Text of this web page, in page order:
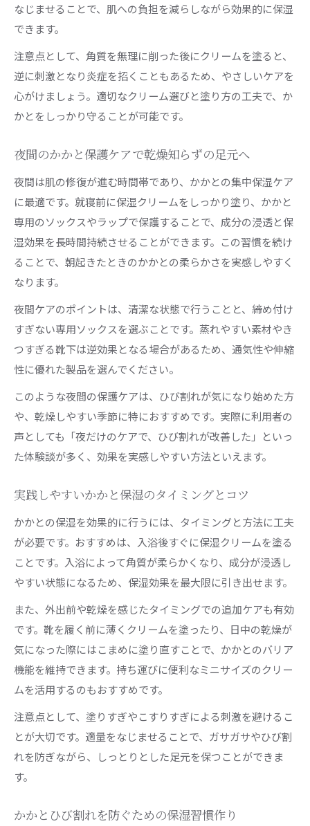
なじませることで、肌への負担を減らしながら効果的に保湿
できます。
注意点として、角質を無理に削った後にクリームを塗ると、
逆に刺激となり炎症を招くこともあるため、やさしいケアを
心がけましょう。適切なクリーム選びと塗り方の工夫で、か
かとをしっかり守ることが可能です。
夜間のかかと保護ケアで乾燥知らずの足元へ
夜間は肌の修復が進む時間帯であり、かかとの集中保湿ケア
に最適です。就寝前に保湿クリームをしっかり塗り、かかと
専用のソックスやラップで保護することで、成分の浸透と保
湿効果を長時間持続させることができます。この習慣を続け
ることで、朝起きたときのかかとの柔らかさを実感しやすく
なります。
夜間ケアのポイントは、清潔な状態で行うことと、締め付け
すぎない専用ソックスを選ぶことです。蒸れやすい素材やき
つすぎる靴下は逆効果となる場合があるため、通気性や伸縮
性に優れた製品を選んでください。
このような夜間の保護ケアは、ひび割れが気になり始めた方
や、乾燥しやすい季節に特におすすめです。実際に利用者の
声としても「夜だけのケアで、ひび割れが改善した」といっ
た体験談が多く、効果を実感しやすい方法といえます。
実践しやすいかかと保湿のタイミングとコツ
かかとの保湿を効果的に行うには、タイミングと方法に工夫
が必要です。おすすめは、入浴後すぐに保湿クリームを塗る
ことです。入浴によって角質が柔らかくなり、成分が浸透し
やすい状態になるため、保湿効果を最大限に引き出せます。
また、外出前や乾燥を感じたタイミングでの追加ケアも有効
です。靴を履く前に薄くクリームを塗ったり、日中の乾燥が
気になった際にはこまめに塗り直すことで、かかとのバリア
機能を維持できます。持ち運びに便利なミニサイズのクリー
ムを活用するのもおすすめです。
注意点として、塗りすぎやこすりすぎによる刺激を避けるこ
とが大切です。適量をなじませることで、ガサガサやひび割
れを防ぎながら、しっとりとした足元を保つことができま
す。
かかとひび割れを防ぐための保湿習慣作り